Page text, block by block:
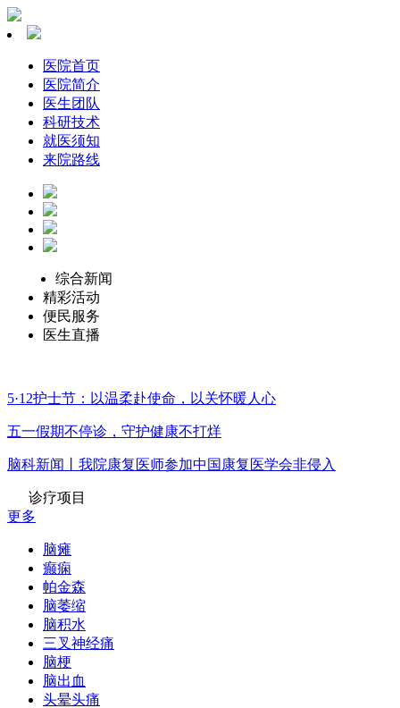
医院首页
医院简介
医生团队
科研技术
就医须知
来院路线
综合新闻
精彩活动
便民服务
医生直播
5·12护士节：以温柔赴使命，以关怀暖人心
五一假期不停诊，守护健康不打烊
脑科新闻丨我院康复医师参加中国康复医学会非侵入
诊疗项目
更多
脑瘫
癫痫
帕金森
脑萎缩
脑积水
三叉神经痛
脑梗
脑出血
头晕头痛